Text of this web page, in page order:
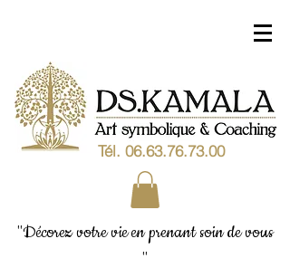
Tél. 06.63.76.73.00
"Décorez votre vie en prenant soin de vous
"